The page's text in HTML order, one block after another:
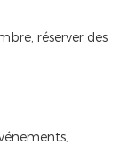
réserver des